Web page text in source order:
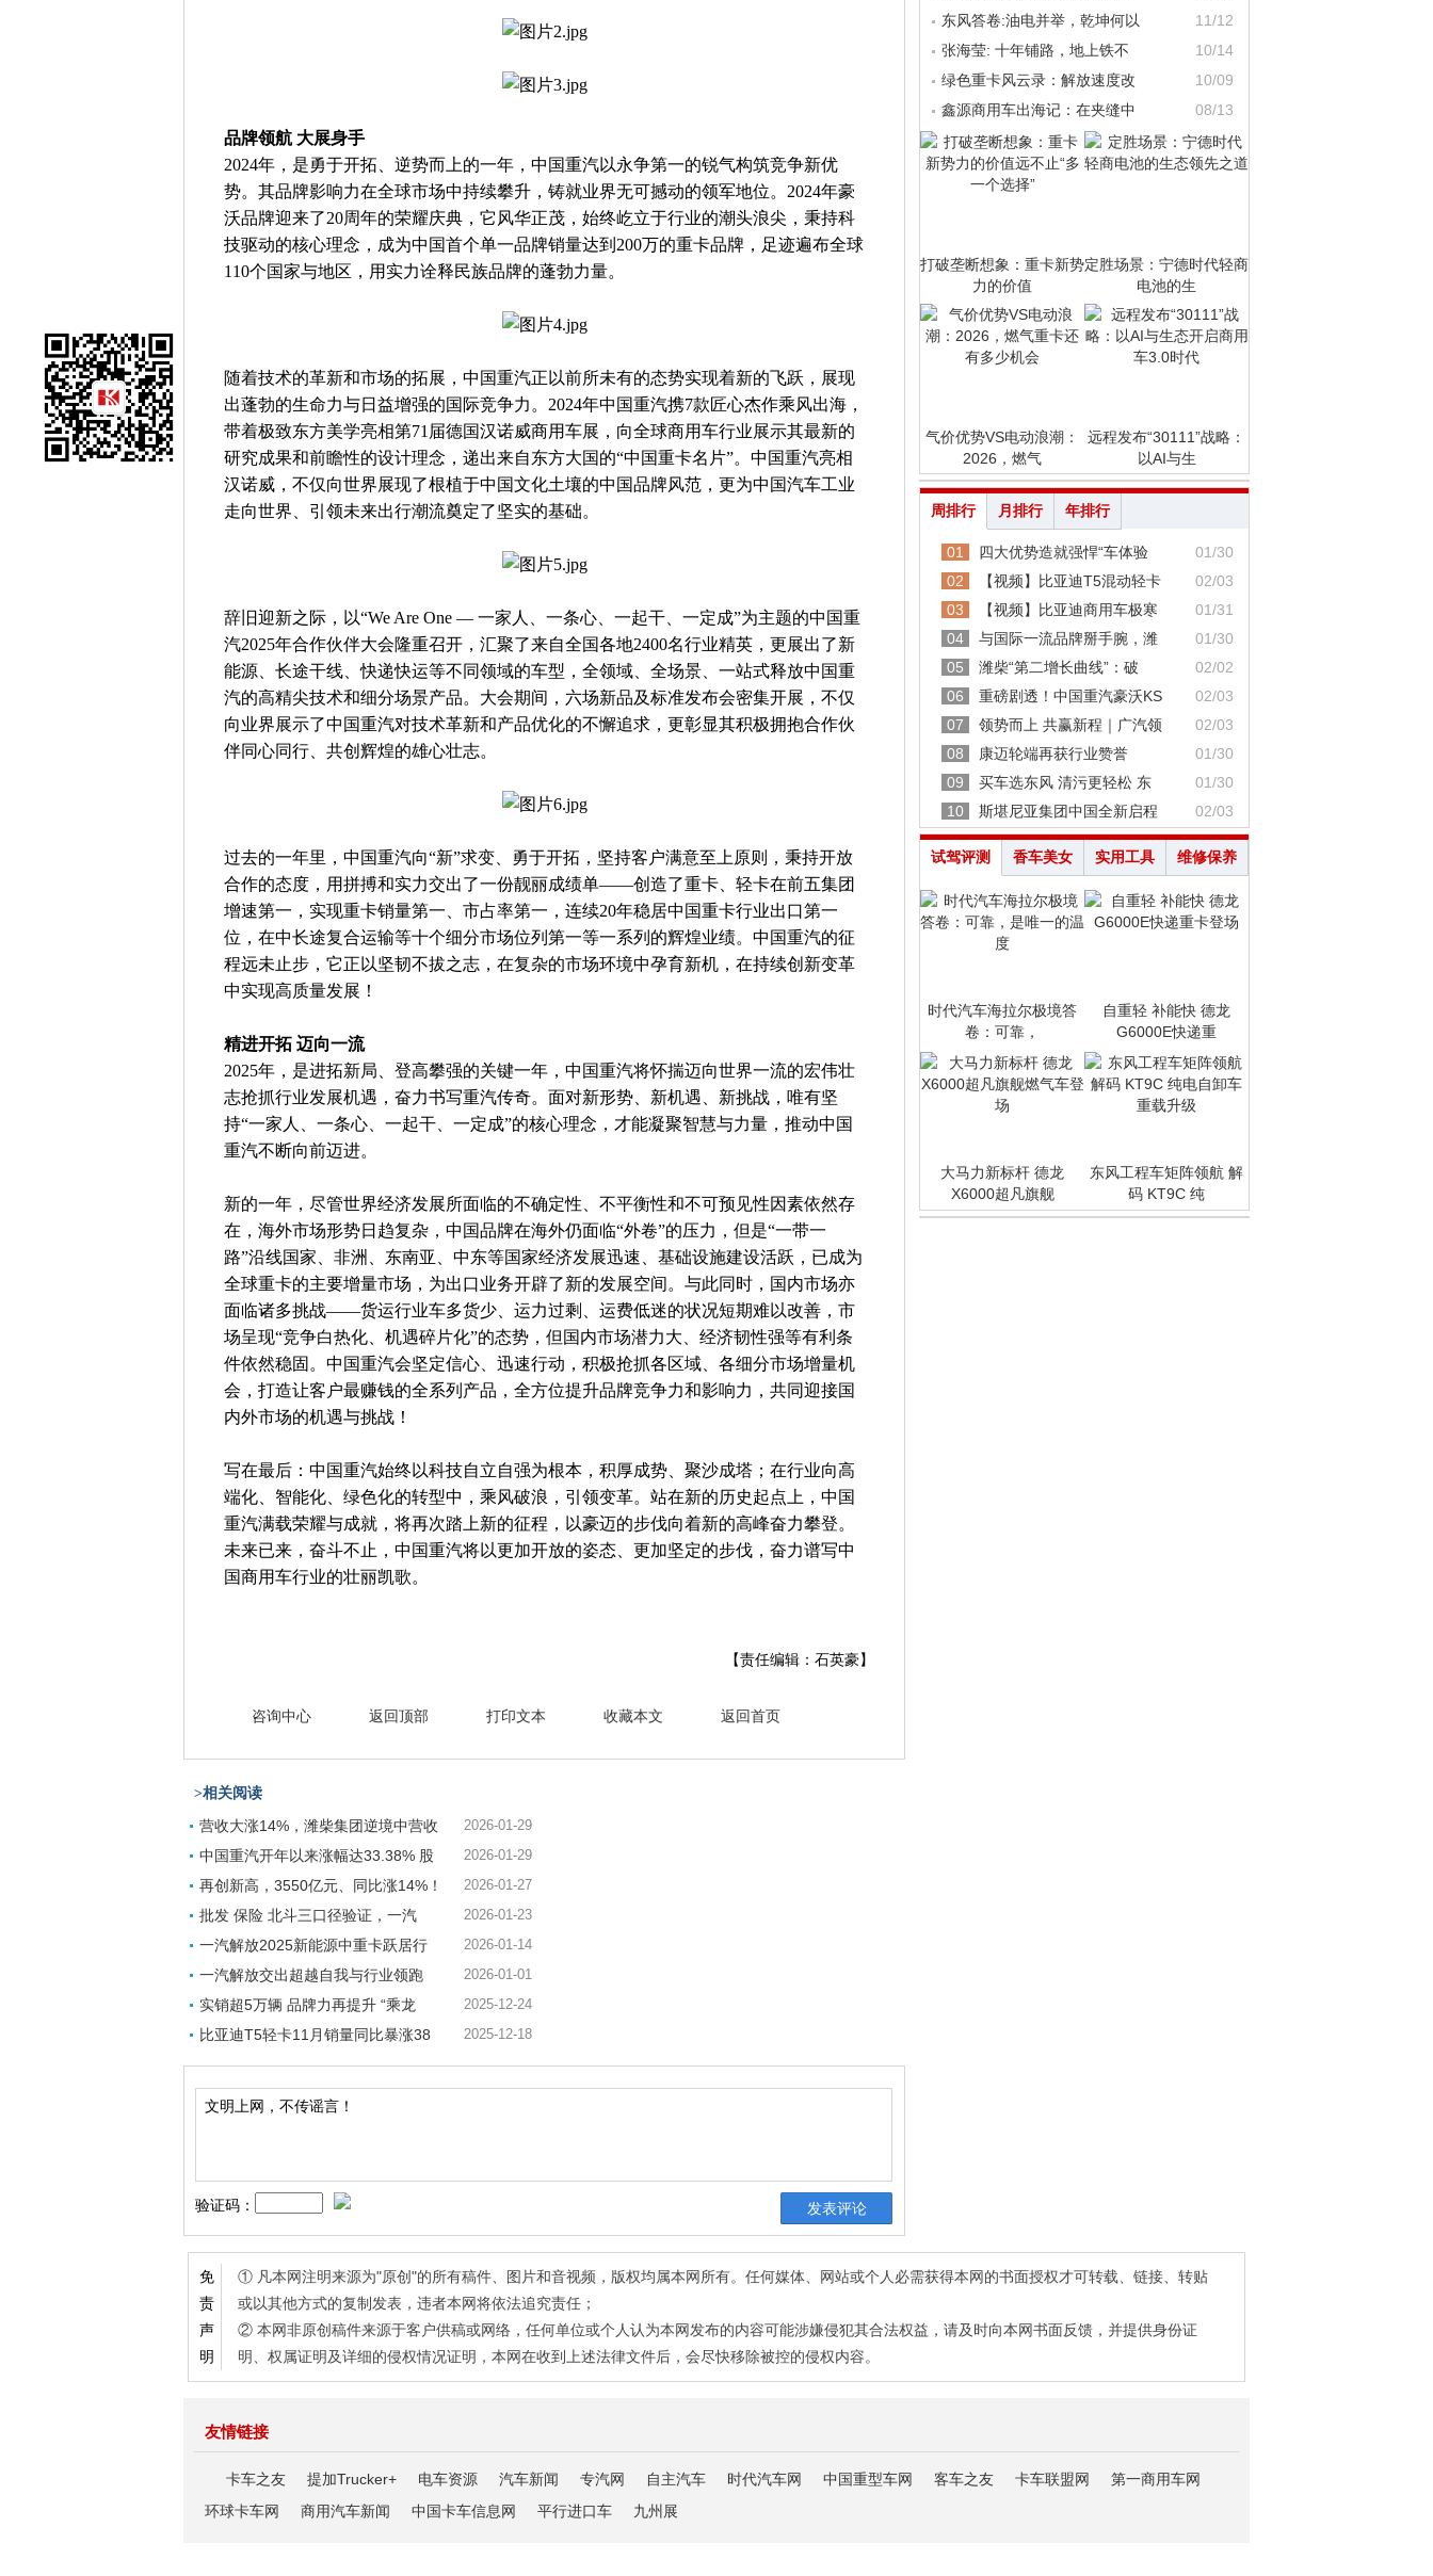
品牌领航 大展身手
2024年，是勇于开拓、逆势而上的一年，中国重汽以永争第一的锐气构筑竞争新优
势。其品牌影响力在全球市场中持续攀升，铸就业界无可撼动的领军地位。2024年豪
沃品牌迎来了20周年的荣耀庆典，它风华正茂，始终屹立于行业的潮头浪尖，秉持科
技驱动的核心理念，成为中国首个单一品牌销量达到200万的重卡品牌，足迹遍布全球
110个国家与地区，用实力诠释民族品牌的蓬勃力量。
随着技术的革新和市场的拓展，中国重汽正以前所未有的态势实现着新的飞跃，展现
出蓬勃的生命力与日益增强的国际竞争力。2024年中国重汽携7款匠心杰作乘风出海，
带着极致东方美学亮相第71届德国汉诺威商用车展，向全球商用车行业展示其最新的
研究成果和前瞻性的设计理念，递出来自东方大国的“中国重卡名片”。中国重汽亮相
汉诺威，不仅向世界展现了根植于中国文化土壤的中国品牌风范，更为中国汽车工业
走向世界、引领未来出行潮流奠定了坚实的基础。
辞旧迎新之际，以“We Are One — 一家人、一条心、一起干、一定成”为主题的中国重
汽2025年合作伙伴大会隆重召开，汇聚了来自全国各地2400名行业精英，更展出了新
能源、长途干线、快递快运等不同领域的车型，全领域、全场景、一站式释放中国重
汽的高精尖技术和细分场景产品。大会期间，六场新品及标准发布会密集开展，不仅
向业界展示了中国重汽对技术革新和产品优化的不懈追求，更彰显其积极拥抱合作伙
伴同心同行、共创辉煌的雄心壮志。
过去的一年里，中国重汽向“新”求变、勇于开拓，坚持客户满意至上原则，秉持开放
合作的态度，用拼搏和实力交出了一份靓丽成绩单——创造了重卡、轻卡在前五集团
增速第一，实现重卡销量第一、市占率第一，连续20年稳居中国重卡行业出口第一
位，在中长途复合运输等十个细分市场位列第一等一系列的辉煌业绩。中国重汽的征
程远未止步，它正以坚韧不拔之志，在复杂的市场环境中孕育新机，在持续创新变革
中实现高质量发展！
精进开拓 迈向一流
2025年，是进拓新局、登高攀强的关键一年，中国重汽将怀揣迈向世界一流的宏伟壮
志抢抓行业发展机遇，奋力书写重汽传奇。面对新形势、新机遇、新挑战，唯有坚
持“一家人、一条心、一起干、一定成”的核心理念，才能凝聚智慧与力量，推动中国
重汽不断向前迈进。
新的一年，尽管世界经济发展所面临的不确定性、不平衡性和不可预见性因素依然存
在，海外市场形势日趋复杂，中国品牌在海外仍面临“外卷”的压力，但是“一带一
路”沿线国家、非洲、东南亚、中东等国家经济发展迅速、基础设施建设活跃，已成为
全球重卡的主要增量市场，为出口业务开辟了新的发展空间。与此同时，国内市场亦
面临诸多挑战——货运行业车多货少、运力过剩、运费低迷的状况短期难以改善，市
场呈现“竞争白热化、机遇碎片化”的态势，但国内市场潜力大、经济韧性强等有利条
件依然稳固。中国重汽会坚定信心、迅速行动，积极抢抓各区域、各细分市场增量机
会，打造让客户最赚钱的全系列产品，全方位提升品牌竞争力和影响力，共同迎接国
内外市场的机遇与挑战！
写在最后：中国重汽始终以科技自立自强为根本，积厚成势、聚沙成塔；在行业向高
端化、智能化、绿色化的转型中，乘风破浪，引领变革。站在新的历史起点上，中国
重汽满载荣耀与成就，将再次踏上新的征程，以豪迈的步伐向着新的高峰奋力攀登。
未来已来，奋斗不止，中国重汽将以更加开放的姿态、更加坚定的步伐，奋力谱写中
国商用车行业的壮丽凯歌。
【责任编辑：石英豪】
咨询中心 返回顶部 打印文本 收藏本文 返回首页
>相关阅读
营收大涨14%，潍柴集团逆境中营收 2026-01-29
中国重汽开年以来涨幅达33.38% 股 2026-01-29
再创新高，3550亿元、同比涨14%！ 2026-01-27
批发 保险 北斗三口径验证，一汽 2026-01-23
一汽解放2025新能源中重卡跃居行 2026-01-14
一汽解放交出超越自我与行业领跑 2026-01-01
实销超5万辆 品牌力再提升 “乘龙 2025-12-24
比亚迪T5轻卡11月销量同比暴涨38 2025-12-18
验证码：
东风答卷:油电并举，乾坤何以
11/12
张海莹: 十年铺路，地上铁不
10/14
绿色重卡风云录：解放速度改
10/09
鑫源商用车出海记：在夹缝中
08/13
打破垄断想象：重卡新势
力的价值
定胜场景：宁德时代轻商
电池的生
气价优势VS电动浪潮：
2026，燃气
远程发布“30111”战略：
以AI与生
周排行 月排行 年排行
01 四大优势造就强悍“车体验
01/30
02
【视频】比亚迪T5混动轻卡
02/03
03
【视频】比亚迪商用车极寒
01/31
04
与国际一流品牌掰手腕，潍
01/30
05
潍柴“第二增长曲线”：破
02/02
06
重磅剧透！中国重汽豪沃KS
02/03
07
领势而上 共赢新程｜广汽领
02/03
08
康迈轮端再获行业赞誉
01/30
09
买车选东风 清污更轻松 东
01/30
10
斯堪尼亚集团中国全新启程 02/03
试驾评测 香车美女 实用工具 维修保养
时代汽车海拉尔极境答
卷：可靠，
自重轻 补能快 德龙
G6000E快递重
大马力新标杆 德龙
X6000超凡旗舰
东风工程车矩阵领航 解
码 KT9C 纯
免
责
声
明
① 凡本网注明来源为"原创"的所有稿件、图片和音视频，版权均属本网所有。任何媒体、网站或个人必需获得本网的书面授权才可转载、链接、转贴
或以其他方式的复制发表，违者本网将依法追究责任；
② 本网非原创稿件来源于客户供稿或网络，任何单位或个人认为本网发布的内容可能涉嫌侵犯其合法权益，请及时向本网书面反馈，并提供身份证
明、权属证明及详细的侵权情况证明，本网在收到上述法律文件后，会尽快移除被控的侵权内容。
友情链接
卡车之友 提加Trucker+ 电车资源 汽车新闻 专汽网 自主汽车 时代汽车网 中国重型车网 客车之友 卡车联盟网
第一商用车网
环球卡车网
商用汽车新闻 中国卡车信息网 平行进口车 九州展